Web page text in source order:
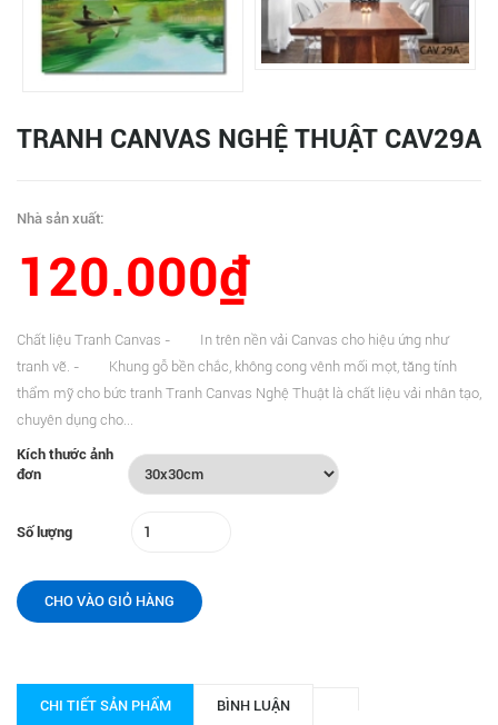
TRANH CANVAS NGHỆ THUẬT CAV29A
Nhà sản xuất:
120.000₫
Chất liệu Tranh Canvas - In trên nền vải Canvas cho hiệu ứng như
tranh vẽ. - Khung gỗ bền chắc, không cong vênh mối mọt, tăng tính
thẩm mỹ cho bức tranh Tranh Canvas Nghệ Thuật là chất liệu vải nhân tạo,
chuyên dụng cho...
Kích thước ảnh
đơn
Số lượng
CHO VÀO GIỎ HÀNG
CHI TIẾT SẢN PHẨM BÌNH LUẬN